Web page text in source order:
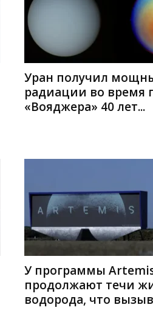
Уран получил
радиации во время
«Вояджера» 40 лет...
У программы Artemis
продолжают течи
водорода, что